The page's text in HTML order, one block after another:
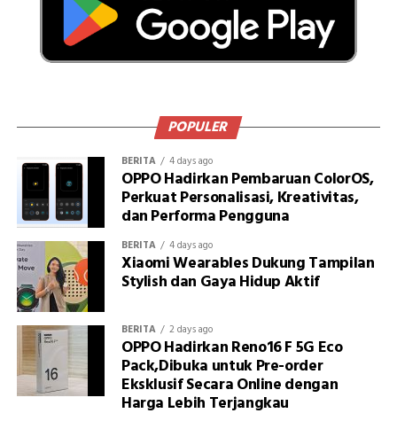
POPULER
BERITA 4 days ago
OPPO Hadirkan Pembaruan ColorOS,
Perkuat Personalisasi, Kreativitas,
dan Performa Pengguna
BERITA 4 days ago
Xiaomi Wearables Dukung Tampilan
Stylish dan Gaya Hidup Aktif
BERITA 2 days ago
OPPO Hadirkan Reno16 F 5G Eco
Pack,Dibuka untuk Pre-order
Eksklusif Secara Online dengan
Harga Lebih Terjangkau